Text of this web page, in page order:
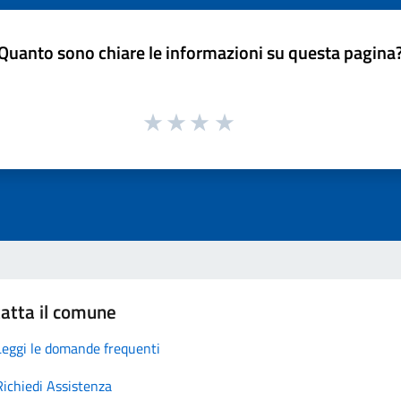
sono chiare le informazioni su questa
il comune
le domande frequenti
Assistenza